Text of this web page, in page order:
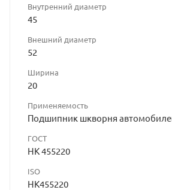
Внутренний диаметр
45
Внешний диаметр
52
Ширина
20
Применяемость
Подшипник шкворня
ГОСТ
НК 455220
ISO
HK455220